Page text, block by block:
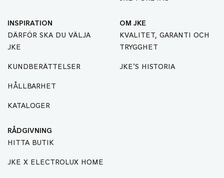
INSPIRATION
DÄRFÖR SKA DU VÄLJA
JKE
KUNDBERÄTTELSER
HÅLLBARHET
KATALOGER
OM JKE
KVALITET, GARANTI OCH
TRYGGHET
JKE'S HISTORIA
RÅDGIVNING
HITTA BUTIK
JKE X ELECTROLUX HOME